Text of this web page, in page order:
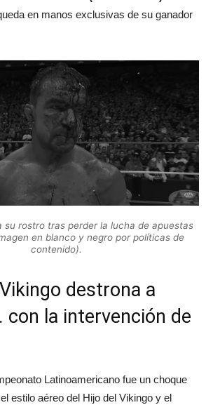
en manos exclusivas de su ganador
su rostro tras perder la lucha de apuestas
en blanco y negro por políticas de
contenido).
destrona a
con la intervención de
Latinoamericano fue un choque
estilo aéreo del Hijo del Vikingo y el